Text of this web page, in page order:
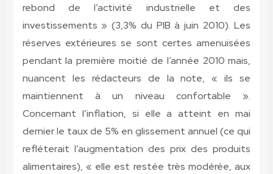
rebond de l’activité industrielle et des
investissements » (3,3% du PIB à juin 2010). Les
réserves extérieures se sont certes amenuisées
pendant la première moitié de l’année 2010 mais,
nuancent les rédacteurs de la note, « ils se
maintiennent à un niveau confortable ».
Concernant l’inflation, si elle a atteint en mai
dernier le taux de 5% en glissement annuel (ce qui
refléterait l’augmentation des prix des produits
alimentaires), « elle est restée très modérée, aux